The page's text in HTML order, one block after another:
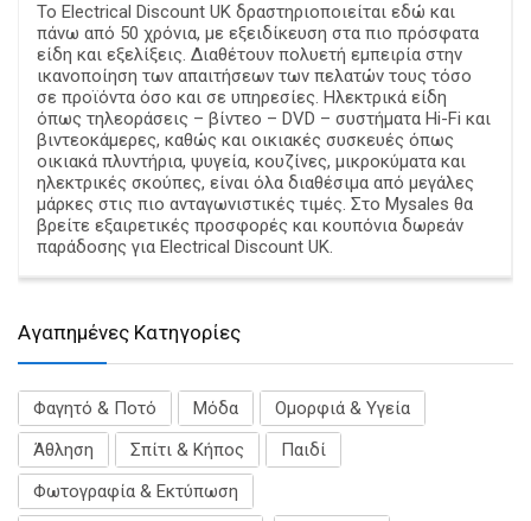
Το Electrical Discount UK δραστηριοποιείται εδώ και
πάνω από 50 χρόνια, με εξειδίκευση στα πιο πρόσφατα
είδη και εξελίξεις. Διαθέτουν πολυετή εμπειρία στην
ικανοποίηση των απαιτήσεων των πελατών τους τόσο
σε προϊόντα όσο και σε υπηρεσίες. Ηλεκτρικά είδη
όπως τηλεοράσεις – βίντεο – DVD – συστήματα Hi-Fi και
βιντεοκάμερες, καθώς και οικιακές συσκευές όπως
οικιακά πλυντήρια, ψυγεία, κουζίνες, μικροκύματα και
ηλεκτρικές σκούπες, είναι όλα διαθέσιμα από μεγάλες
μάρκες στις πιο ανταγωνιστικές τιμές. Στο Mysales θα
βρείτε εξαιρετικές προσφορές και κουπόνια δωρεάν
παράδοσης για Electrical Discount UK.
Aγαπημένες Κατηγορίες
Φαγητό & Ποτό Μόδα
Ομορφιά & Υγεία
Άθληση
Σπίτι & Κήπος
Παιδί
Φωτογραφία & Εκτύπωση